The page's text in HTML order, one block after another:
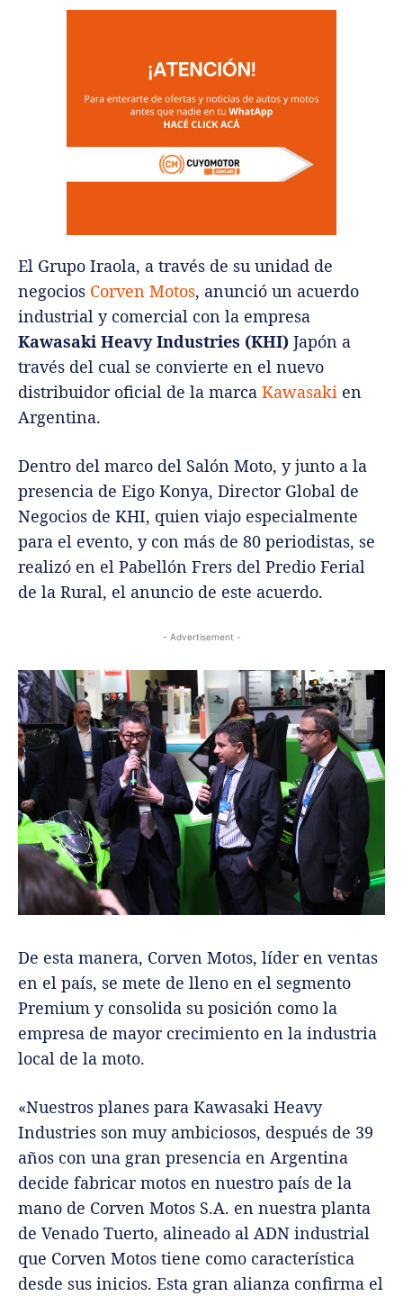
El Grupo Iraola, a través de su unidad de
negocios Corven Motos, anunció un acuerdo
industrial y comercial con la empresa
Kawasaki Heavy Industries (KHI) Japón a
través del cual se convierte en el nuevo
distribuidor oficial de la marca Kawasaki en
Argentina.
Dentro del marco del Salón Moto, y junto a la
presencia de Eigo Konya, Director Global de
Negocios de KHI, quien viajo especialmente
para el evento, y con más de 80 periodistas, se
realizó en el Pabellón Frers del Predio Ferial
de la Rural, el anuncio de este acuerdo.
- Advertisement -
De esta manera, Corven Motos, líder en ventas
en el país, se mete de lleno en el segmento
Premium y consolida su posición como la
empresa de mayor crecimiento en la industria
local de la moto.
«Nuestros planes para Kawasaki Heavy
Industries son muy ambiciosos, después de 39
años con una gran presencia en Argentina
decide fabricar motos en nuestro país de la
mano de Corven Motos S.A. en nuestra planta
de Venado Tuerto, alineado al ADN industrial
que Corven Motos tiene como característica
desde sus inicios. Esta gran alianza confirma el